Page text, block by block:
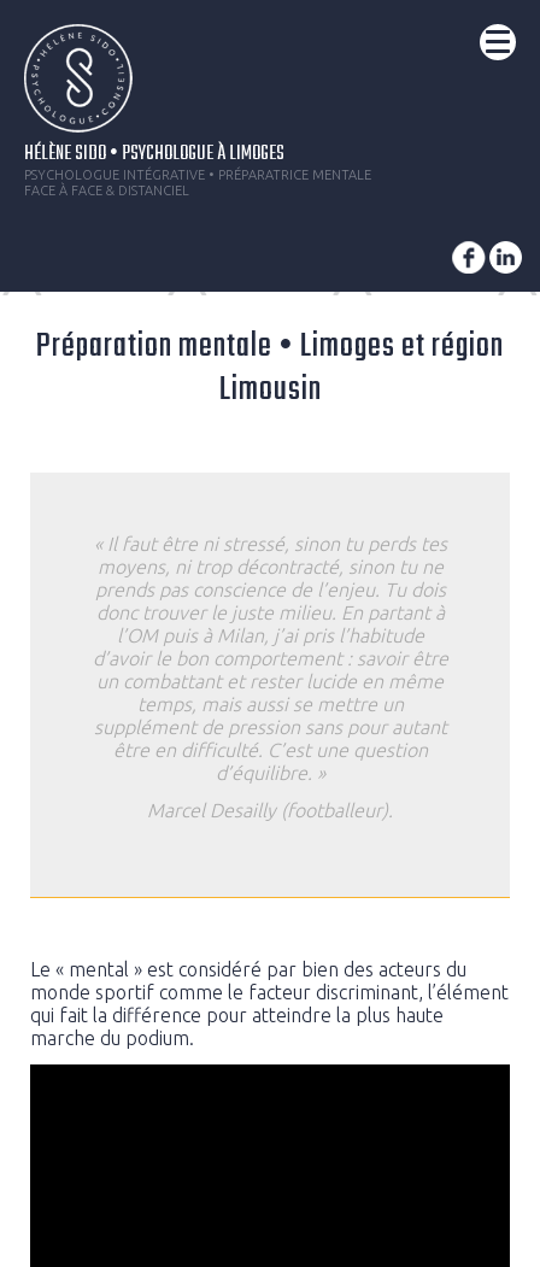
HÉLÈNE SIDO • PSYCHOLOGUE À LIMOGES
PSYCHOLOGUE INTÉGRATIVE • PRÉPARATRICE MENTALE
FACE À FACE & DISTANCIEL
Préparation mentale • Limoges et région
Limousin
« Il faut être ni stressé, sinon tu perds tes
moyens, ni trop décontracté, sinon tu ne
prends pas conscience de l’enjeu. Tu dois
donc trouver le juste milieu. En partant à
l’OM puis à Milan, j’ai pris l’habitude
d’avoir le bon comportement : savoir être
un combattant et rester lucide en même
temps, mais aussi se mettre un
supplément de pression sans pour autant
être en difficulté. C’est une question
d’équilibre. »
Marcel Desailly (footballeur).
Le « mental » est considéré par bien des acteurs du
monde sportif comme le facteur discriminant, l’élément
qui fait la différence pour atteindre la plus haute
marche du podium.